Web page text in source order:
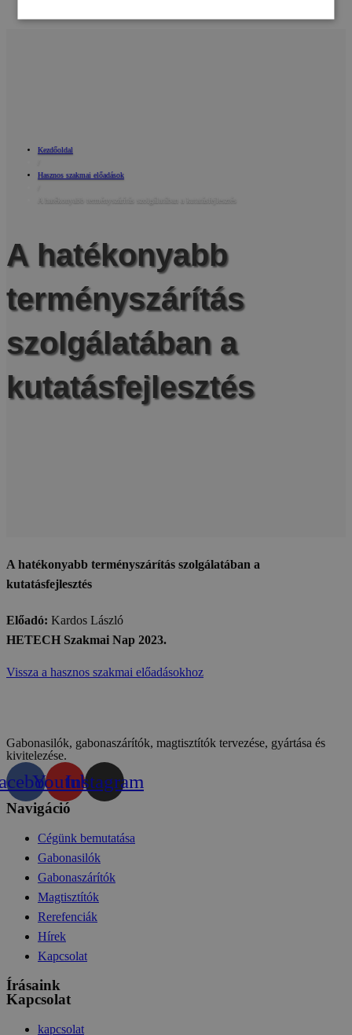
Kezdőoldal
Hasznos szakmai előadások
A hatékonyabb terményszárítás szolgálatában a kutatásfejlesztés
A hatékonyabb
terményszárítás
szolgálatában a
kutatásfejlesztés
A hatékonyabb terményszárítás szolgálatában a
kutatásfejlesztés
Előadó: Kardos László
HETECH Szakmai Nap 2023.
Vissza a hasznos szakmai előadásokhoz
Gabonasilók, gabonaszárítók, magtisztítók tervezése, gyártása és
kivitelezése.
YoutubeInstagram
Navigáció
Cégünk bemutatása
Gabonasilók
Gabonaszárítók
Magtisztítók
Rerefenciák
Hírek
Kapcsolat
Írásaink
Kapcsolat
kapcsolat